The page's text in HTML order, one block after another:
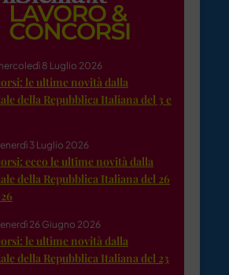
8 Luglio 2026
le ultime novità dalla
della Repubblica Italiana del 3 e
3 Luglio 2026
ecco le ultime novità dalla
della Repubblica Italiana del 26
26 Giugno 2026
le ultime novità dalla
della Repubblica Italiana del 23